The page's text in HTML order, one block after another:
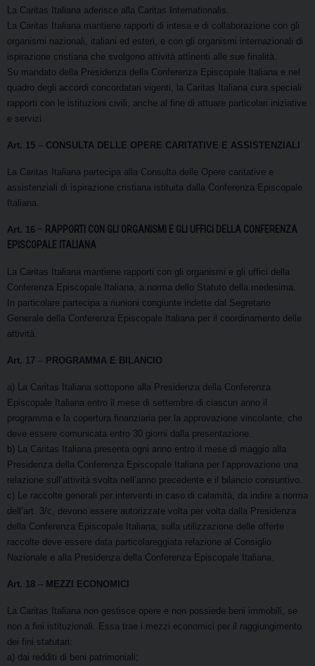
La Caritas Italiana aderisce alla Caritas Internationalis.
La Caritas Italiana mantiene rapporti di intesa e di collaborazione con gli
organismi nazionali, italiani ed esteri, e con gli organismi internazionali di
ispirazione cristiana che svolgono attività attinenti alle sue finalità.
Su mandato della Presidenza della Conferenza Episcopale Italiana e nel
quadro degli accordi concordatari vigenti, la Caritas Italiana cura speciali
rapporti con le istituzioni civili, anche al fine di attuare particolari iniziative
e servizi.
Art. 15 – CONSULTA DELLE OPERE CARITATIVE E ASSISTENZIALI
La Caritas Italiana partecipa alla Consulta delle Opere caritative e
assistenziali di ispirazione cristiana istituita dalla Conferenza Episcopale
Italiana.
Art. 16 – RAPPORTI CON GLI ORGANISMI E GLI UFFICI DELLA CONFERENZA
EPISCOPALE ITALIANA
La Caritas Italiana mantiene rapporti con gli organismi e gli uffici della
Conferenza Episcopale Italiana, a norma dello Statuto della medesima.
In particolare partecipa a riunioni congiunte indette dal Segretario
Generale della Conferenza Episcopale Italiana per il coordinamento delle
attività.
Art. 17 – PROGRAMMA E BILANCIO
a) La Caritas Italiana sottopone alla Presidenza della Conferenza
Episcopale Italiana entro il mese di settembre di ciascun anno il
programma e la copertura finanziaria per la approvazione vincolante, che
deve essere comunicata entro 30 giorni dalla presentazione.
b) La Caritas Italiana presenta ogni anno entro il mese di maggio alla
Presidenza della Conferenza Episcopale Italiana per l’approvazione una
relazione sull’attività svolta nell’anno precedente e il bilancio consuntivo.
c) Le raccolte generali per interventi in caso di calamità, da indire a norma
dell’art. 3/c, devono essere autorizzate volta per volta dalla Presidenza
della Conferenza Episcopale Italiana; sulla utilizzazione delle offerte
raccolte deve essere data particolareggiata relazione al Consiglio
Nazionale e alla Presidenza della Conferenza Episcopale Italiana.
Art. 18 – MEZZI ECONOMICI
La Caritas Italiana non gestisce opere e non possiede beni immobili, se
non a fini istituzionali. Essa trae i mezzi economici per il raggiungimento
dei fini statutari:
a) dai redditi di beni patrimoniali;